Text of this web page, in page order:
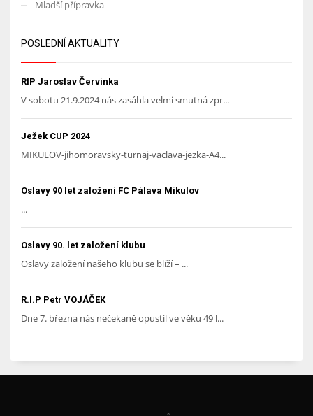
Mladší přípravka
POSLEDNÍ AKTUALITY
RIP Jaroslav Červinka
V sobotu 21.9.2024 nás zasáhla velmi smutná zpr...
Ježek CUP 2024
MIKULOV-jihomoravsky-turnaj-vaclava-jezka-A4...
Oslavy 90 let založení FC Pálava Mikulov
...
Oslavy 90. let založení klubu
Oslavy založení našeho klubu se blíží – ...
R.I.P Petr VOJÁČEK
Dne 7. března nás nečekaně opustil ve věku 49 l...